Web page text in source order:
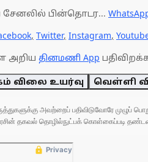
பின்தொடர...
, Twitter, Instagram,
அறிய தினமணி App
விலை உயர்வு வெள்ளி
அவற்றைப் பதிவிடுவோரே முழுப்
தகவல் தொழில்நுட்பக் கொள்கைப்படி